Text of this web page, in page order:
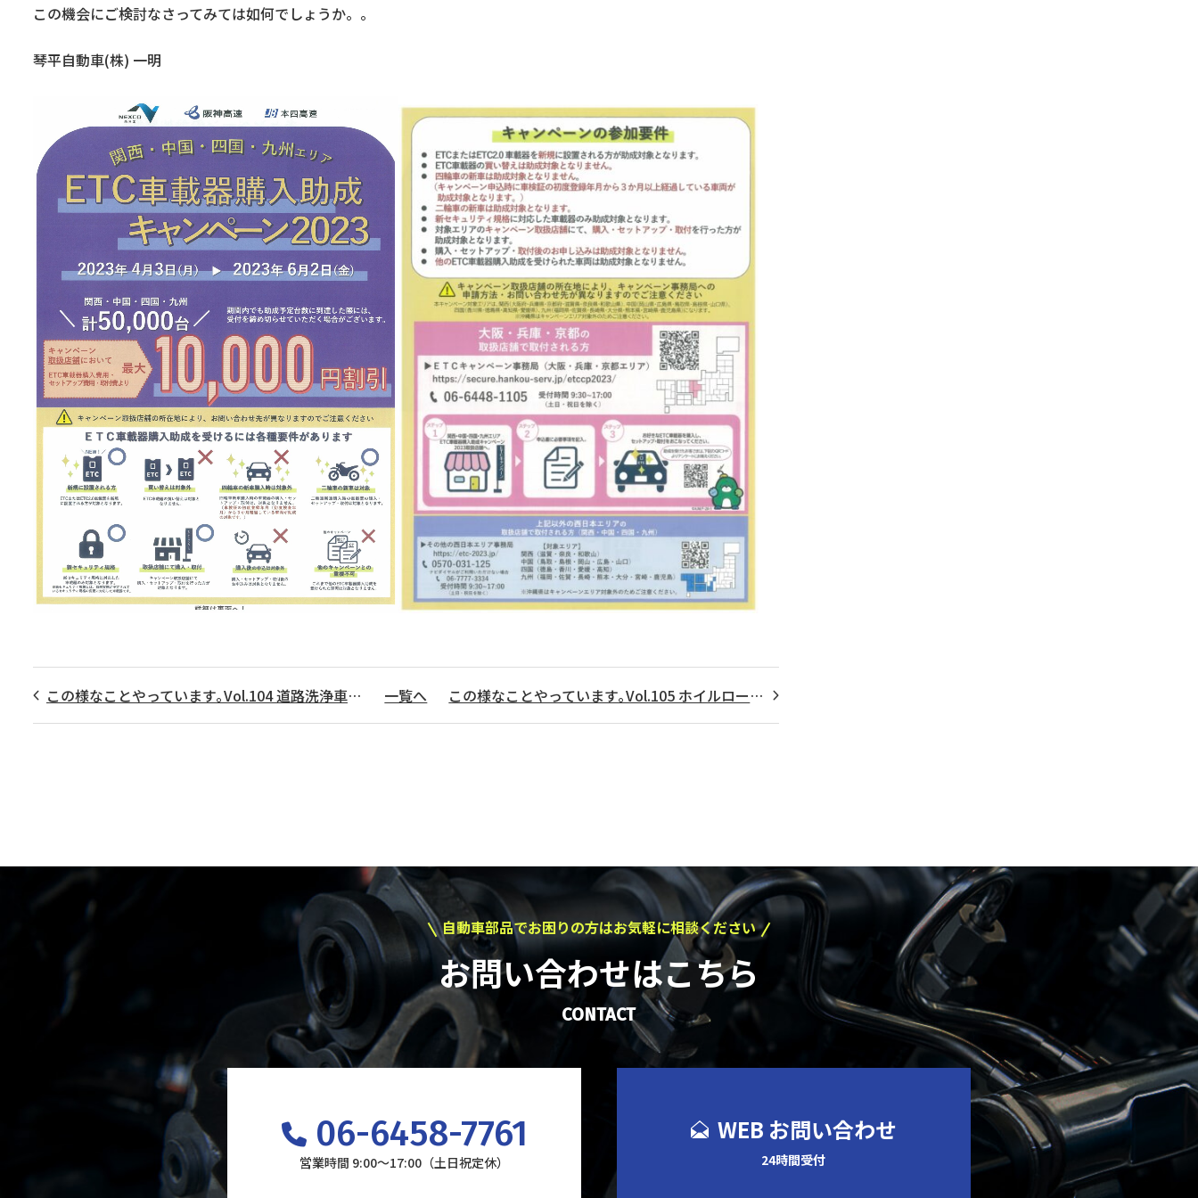
この機会にご検討なさってみては如何でしょうか。。
琴平自動車(株) 一明
この様なことやっています｡Vol.104 道路洗浄車両のホース製作 一覧へ この様なことやっています｡Vol.105 ホイルローダーステアリングホース製作
自動車部品でお困りの方はお気軽に相談ください
お問い合わせはこちら
CONTACT
06-6458-7761
営業時間 9:00～17:00（土日祝定休）
WEB お問い合わせ
24時間受付